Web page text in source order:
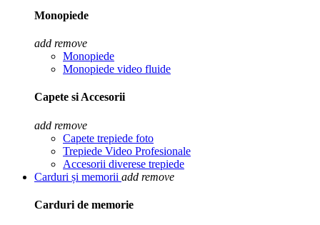
Monopiede
add remove
Monopiede
Monopiede video fluide
Capete si Accesorii
add remove
Capete trepiede foto
Trepiede Video Profesionale
Accesorii diverese trepiede
Carduri și memorii add remove
Carduri de memorie